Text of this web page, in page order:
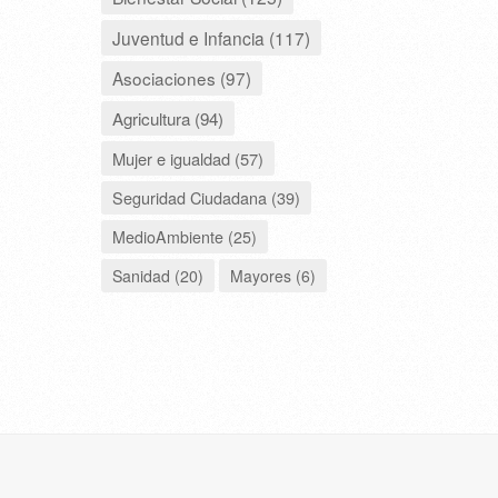
Juventud e Infancia (117)
Asociaciones (97)
Agricultura (94)
Mujer e igualdad (57)
Seguridad Ciudadana (39)
MedioAmbiente (25)
Sanidad (20)
Mayores (6)